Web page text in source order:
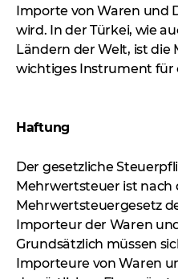
Importe von Waren und
wird. In der Türkei, wie
Ländern der Welt, ist die
wichtiges Instrument für
Haftung
Der gesetzliche
Mehrwertsteuer ist nach
Mehrwertsteuergesetz
Importeur der Waren
Grundsätzlich müssen
Importeure von Waren